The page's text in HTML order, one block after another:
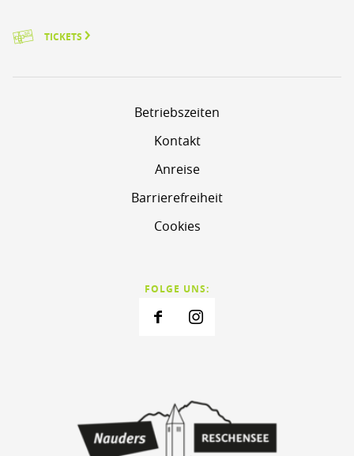
TICKETS
Betriebszeiten
Kontakt
Anreise
Barrierefreiheit
Cookies
FOLGE UNS: